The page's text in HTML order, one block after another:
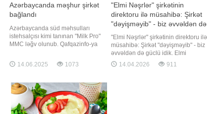
Azərbaycanda məşhur şirkət
bağlandı
Azərbaycanda süd məhsulları
istehsalçısı kimi tanınan "Milk Pro"
MMC ləğv olunub. Qafqazinfo-ya
iki ay ərzində tələblərini Bakı şəhəri,
Suraxanı rayonu, Hövsan qəsəbəsi,
ünvanına bildirə bilərlər. Qeyd edək
ki, "Milk Pro"
14.06.2025 1073
"Elmi Nəşrlər" şirkətinin
direktoru ilə müsahibə: Şirkət
"dəyişməyib" - biz əvvəldən də
güclü idik
"Elmi Nəşrlər" şirkətinin direktoru ilə
müsahibə: Şirkət "dəyişməyib" - biz
əvvəldən də güclü idik. Elmi
nəşrlərin peşəkar inkişaf və karyera
məqsədlərinə nail olmaq üçün
14.04.2026 911